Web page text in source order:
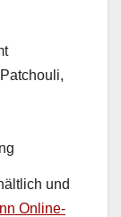
und
Online-